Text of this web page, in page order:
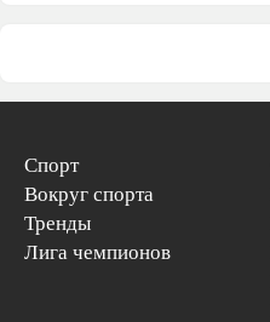
Спорт
Вокруг спорта
Тренды
Лига чемпионов